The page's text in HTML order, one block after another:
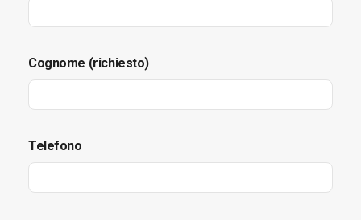
Cognome (richiesto)
Telefono